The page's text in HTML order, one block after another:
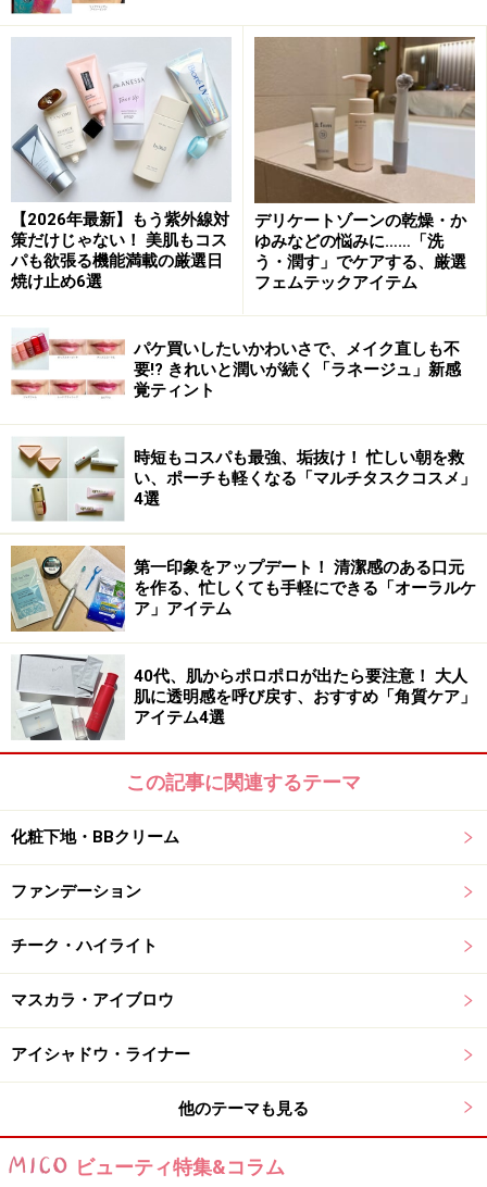
ヘアケア法1：髪にまとまりとツヤを出すブ
ラッシング
朝はスタイリング前にブラッシングをし、髪にまとまり
とツヤを出しましょう。髪の生え際から頭頂部に向かい
ブラッシングし、後頭部も同様に頭頂部に向かってブラ
ッシングします。ぐるりと3周この工程を繰り返しまし
ょう。
それからツヤを出したい部分を重点的に撫でるようにブ
ラッシング。最後にスタイリングを意識して髪にまとま
りを出すようにブラッシングします。
■おすすめ商品：ラ・カスタ ヘッドスパブラシ DX
オフィシャル ヘッドセラピストプロデュースのもと開発さ
れたヘアブラシ
「猪毛」「豚毛」「ナイロン毛」3つの素材の特徴を最
大限引き出すように、長さや配列にもこだわったヘアブ
ラシ。頭皮に心地良い刺激を与えてマッサージしなが
ら、髪の滑らかさアップも叶えてくれます。
ヘアケア2：紫外線から頭皮や髪を守るケア
すくなるのでそういう意味でもUVケアは欠かせません。
忙しい朝でもシューッと吹きかけるだけのスプレータイ
プの日焼け止めなら時短でケアでき、手を汚すこともな
いので面倒なく習慣にできます。髪だけでなく、頭皮に
もしっかりと吹きかけて未来の健やかな髪のために頭皮
環境を整えておきましょう。
【2026年最新】もう紫外線対
策だけじゃない！ 美肌もコス
パも欲張る機能満載の厳選日
焼け止め6選
デリケートゾーンの乾燥・か
ゆみなどの悩みに……「洗
う・潤す」でケアする、厳選
フェムテックアイテム
パケ買いしたいかわいさで、メイク直しも不
要!? きれいと潤いが続く「ラネージュ」新感
覚ティント
時短もコスパも最強、垢抜け！ 忙しい朝を救
い、ポーチも軽くなる「マルチタスクコスメ」
4選
第一印象をアップデート！ 清潔感のある口元
を作る、忙しくても手軽にできる「オーラルケ
ア」アイテム
40代、肌からポロポロが出たら要注意！ 大人
肌に透明感を呼び戻す、おすすめ「角質ケア」
アイテム4選
この記事に関連するテーマ
化粧下地・BBクリーム
ファンデーション
チーク・ハイライト
マスカラ・アイブロウ
アイシャドウ・ライナー
他のテーマも見る
ビューティ特集&コラム